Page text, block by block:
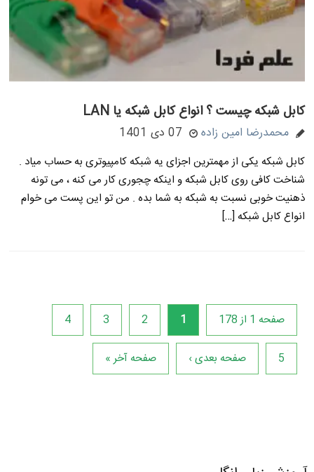
کابل شبکه چیست ؟ انواع کابل شبکه یا LAN
محمدرضا امین زاده 07 دی 1401
کابل شبکه یکی از مهمترین اجزای یه شبکه کامپیوتری به حساب میاد .
شناخت کافی روی کابل شبکه و اینکه چجوری کار می کنه ، می تونه
ذهنیت خوبی نسبت به شبکه به شما بده . من تو این پست می خوام
انواع کابل شبکه […]
صفحه 1 از 178 1
2
3
4
5 صفحه بعدی › صفحه آخر »